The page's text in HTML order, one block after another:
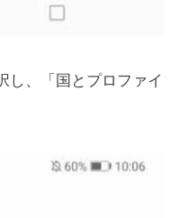
し、「国とプロファイ